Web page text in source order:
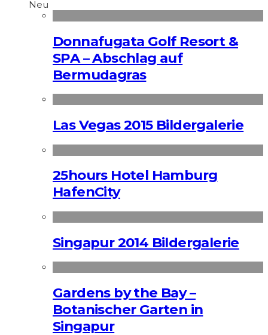
Neu
Donnafugata Golf Resort &
SPA – Abschlag auf
Bermudagras
Las Vegas 2015 Bildergalerie
25hours Hotel Hamburg
HafenCity
Singapur 2014 Bildergalerie
Gardens by the Bay –
Botanischer Garten in
Singapur